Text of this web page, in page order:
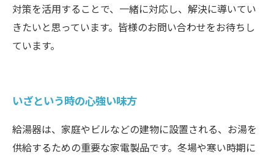
対策を活用することで、一緒に対応し、解決に導いてい
きたいと思っています。皆様のお問い合わせをお待ちし
ています。
いざという時の心強い味方
給湯器は、家庭やビルなどの建物に設置される、お湯を
供給するための重要な家電製品です。冬場や寒い時期に